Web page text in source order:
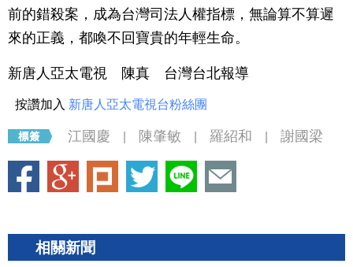
前的錯殺案，成為台灣司法人權指標，無論算不算遲
來的正義，都喚不回寶貴的年輕生命。
新唐人亞太電視 陳真 台灣台北報導
按讚加入 新唐人亞太電視台粉絲團
江國慶 陳肇敏 羅紹和 謝國梁
相關新聞